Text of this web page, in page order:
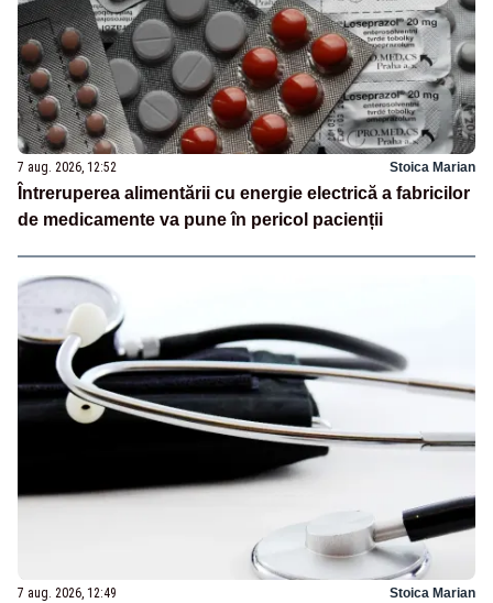
7 aug. 2026, 12:52 Stoica Marian
Întreruperea alimentării cu energie electrică a fabricilor
de medicamente va pune în pericol pacienții
7 aug. 2026, 12:49 Stoica Marian